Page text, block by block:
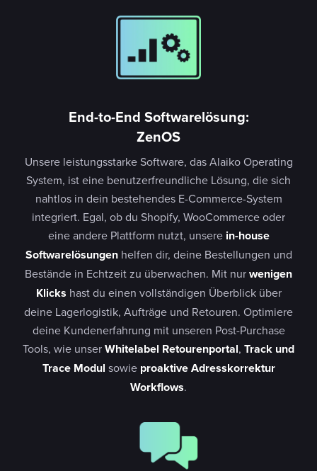
End-to-End Softwarelösung:
ZenOS
Unsere leistungsstarke Software, das Alaiko Operating
System, ist eine benutzerfreundliche Lösung, die sich
nahtlos in dein bestehendes E-Commerce-System
integriert. Egal, ob du Shopify, WooCommerce oder
eine andere Plattform nutzt, unsere in-house
Softwarelösungenhelfen dir, deine Bestellungen und
Bestände in Echtzeit zu überwachen. Mit nurwenigen
Klicks hast du einen vollständigen Überblick über
deine Lagerlogistik, Aufträge und Retouren. Optimiere
deine Kundenerfahrung mit unseren Post-Purchase
Tools, wie unserWhitelabel Retourenportal, Track und
Trace Modul sowie proaktive Adresskorrektur
Workflows.